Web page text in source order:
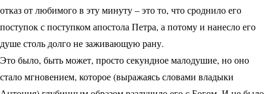
отказ от любимого в эту минуту – это то, что сроднило его
поступок с поступком апостола Петра, а потому и нанесло его
душе столь долго не заживающую рану.
Это было, быть может, просто секундное малодушие, но оно
стало мгновением, которое (выражаясь словами владыки